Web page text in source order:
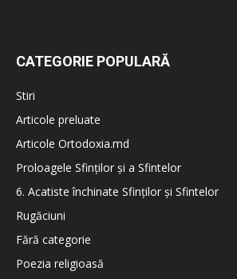
CATEGORIE POPULARĂ
Stiri
Articole preluate
Articole Ortodoxia.md
Proloagele Sfinților și a Sfintelor
6. Acatiste închinate Sfinților și Sfintelor
Rugăciuni
Fără categorie
Poezia religioasă